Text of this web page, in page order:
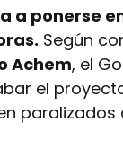
a ponerse
Según
Achem, el
el
paralizados